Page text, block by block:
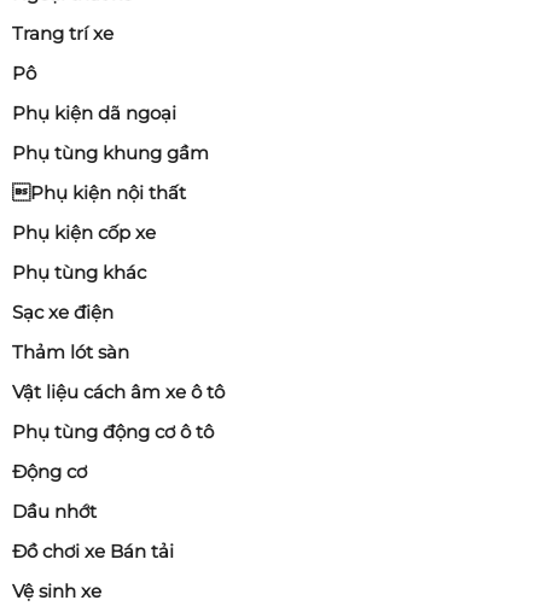
Trang trí xe
Pô
Phụ kiện dã ngoại
Phụ tùng khung gầm
Phụ kiện nội thất
Phụ kiện cốp xe
Phụ tùng khác
Sạc xe điện
Thảm lót sàn
Vật liệu cách âm xe ô tô
Phụ tùng động cơ ô tô
Động cơ
Dầu nhớt
Đồ chơi xe Bán tải
Vệ sinh xe